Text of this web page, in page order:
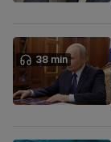
38 min